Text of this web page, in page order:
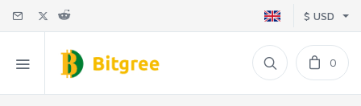
$ USD
0